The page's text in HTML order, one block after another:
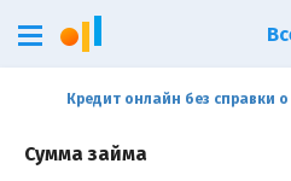
Кредит онлайн без справки
Сумма займа